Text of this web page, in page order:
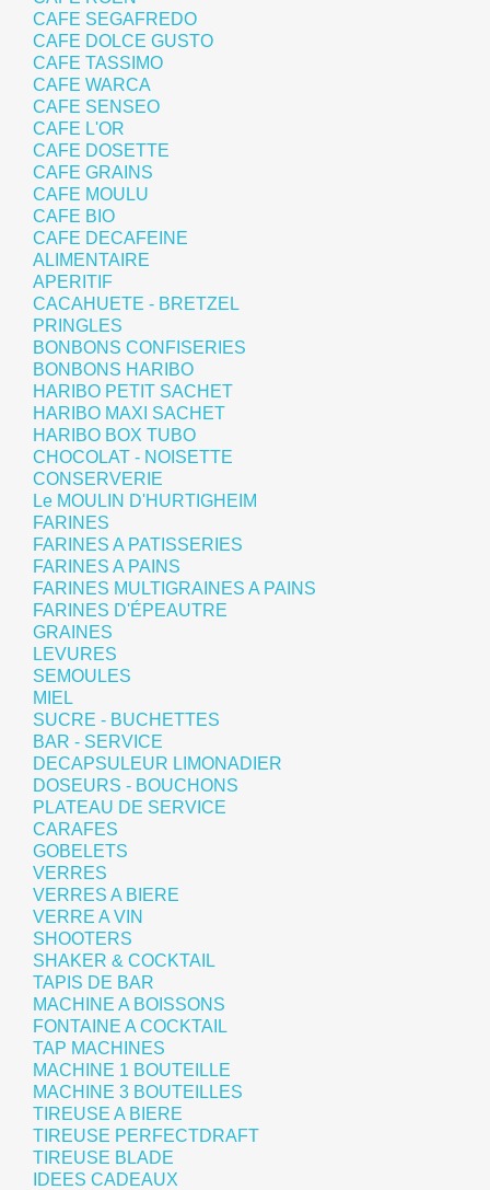
CAFE SEGAFREDO
CAFE DOLCE GUSTO
CAFE TASSIMO
CAFE WARCA
CAFE SENSEO
CAFE L'OR
CAFE DOSETTE
CAFE GRAINS
CAFE MOULU
CAFE BIO
CAFE DECAFEINE
ALIMENTAIRE
APERITIF
CACAHUETE - BRETZEL
PRINGLES
BONBONS CONFISERIES
BONBONS HARIBO
HARIBO PETIT SACHET
HARIBO MAXI SACHET
HARIBO BOX TUBO
CHOCOLAT - NOISETTE
CONSERVERIE
Le MOULIN D'HURTIGHEIM
FARINES
FARINES A PATISSERIES
FARINES A PAINS
FARINES MULTIGRAINES A PAINS
FARINES D'ÉPEAUTRE
GRAINES
LEVURES
SEMOULES
MIEL
SUCRE - BUCHETTES
BAR - SERVICE
DECAPSULEUR LIMONADIER
DOSEURS - BOUCHONS
PLATEAU DE SERVICE
CARAFES
GOBELETS
VERRES
VERRES A BIERE
VERRE A VIN
SHOOTERS
SHAKER & COCKTAIL
TAPIS DE BAR
MACHINE A BOISSONS
FONTAINE A COCKTAIL
TAP MACHINES
MACHINE 1 BOUTEILLE
MACHINE 3 BOUTEILLES
TIREUSE A BIERE
TIREUSE PERFECTDRAFT
TIREUSE BLADE
IDEES CADEAUX